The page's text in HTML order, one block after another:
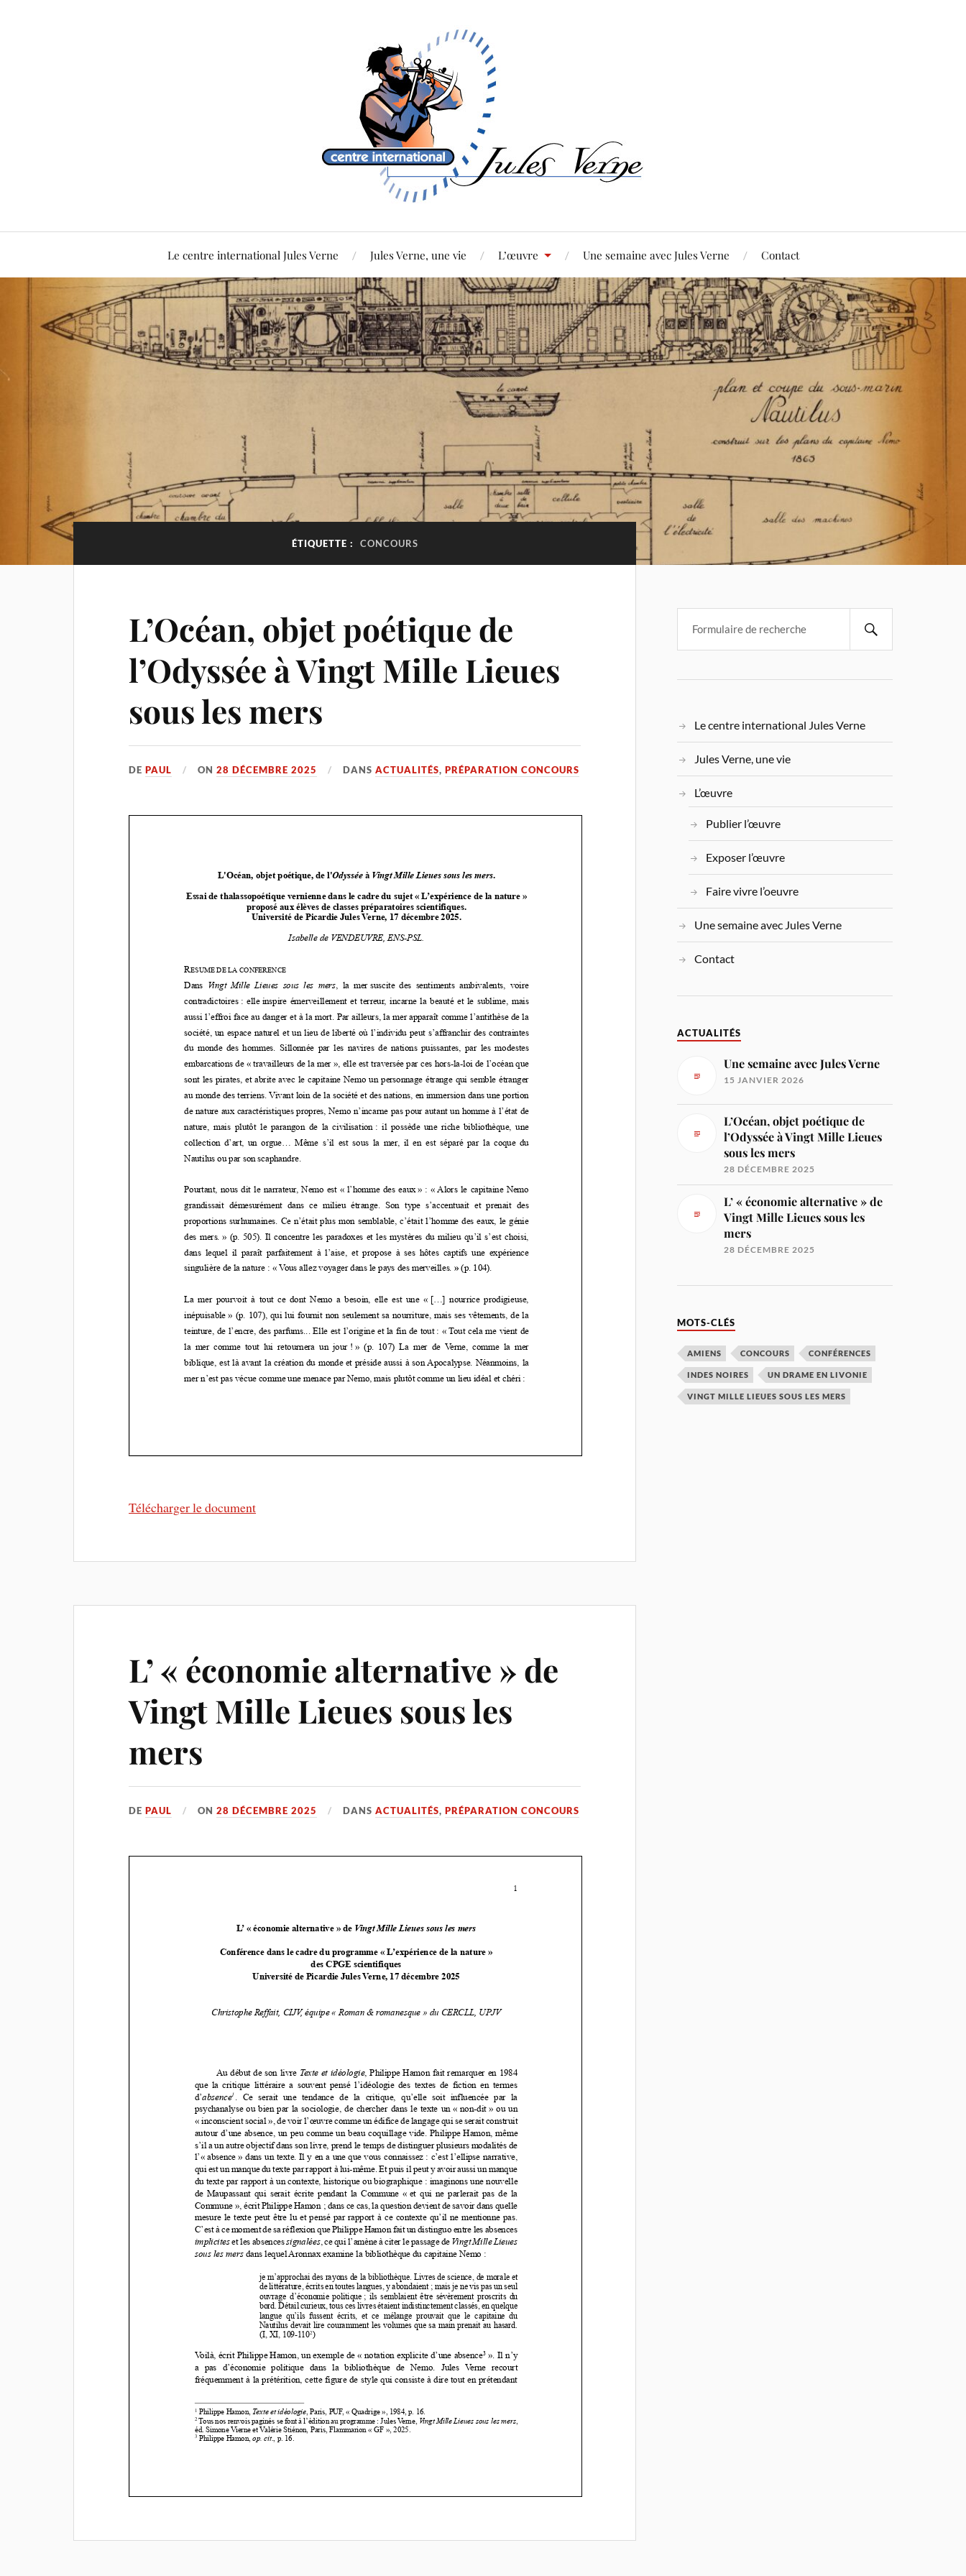
Le centre international Jules Verne Jules Verne, une vie L’œuvre Une semaine avec Jules Verne Contact
ÉTIQUETTE : CONCOURS
L’Océan, objet poétique de
l’Odyssée à Vingt Mille Lieues
sous les mers
DEPAUL ON28 DÉCEMBRE 2025 DANSACTUALITÉS,PRÉPARATION CONCOURS
Télécharger le document
L’ « économie alternative » de
Vingt Mille Lieues sous les
mers
DEPAUL ON28 DÉCEMBRE 2025 DANSACTUALITÉS,PRÉPARATION CONCOURS
Le centre international Jules Verne
Jules Verne, une vie
L’œuvre
Publier l’œuvre
Exposer l’œuvre
Faire vivre l’oeuvre
Une semaine avec Jules Verne
Contact
ACTUALITÉS
Une semaine avec Jules Verne
15 JANVIER 2026
L’Océan, objet poétique de
l’Odyssée à Vingt Mille Lieues
sous les mers
28 DÉCEMBRE 2025
L’ « économie alternative » de
Vingt Mille Lieues sous les
mers
28 DÉCEMBRE 2025
MOTS-CLÉS
AMIENS CONCOURS CONFÉRENCES
INDES NOIRES UN DRAME EN LIVONIE
VINGT MILLE LIEUES SOUS LES MERS